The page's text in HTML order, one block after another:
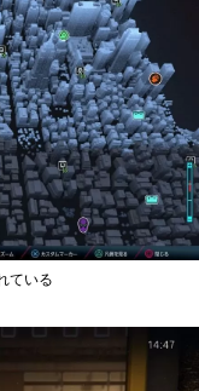
ている